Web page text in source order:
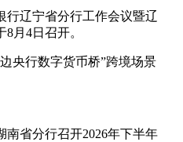
行辽宁省分行工作会议暨辽
月4日召开。
央行数字货币桥”跨境场景
南省分行召开2026年下半年